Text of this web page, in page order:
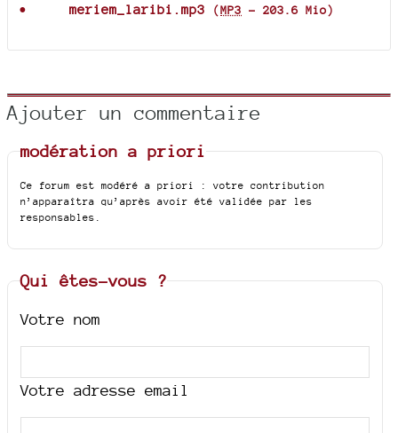
meriem_laribi.mp3 (MP3 - 203.6 Mio)
Ajouter un commentaire
modération a priori
Ce forum est modéré a priori : votre contribution
n’apparaîtra qu’après avoir été validée par les
responsables.
Qui êtes-vous ?
Votre nom
Votre adresse email